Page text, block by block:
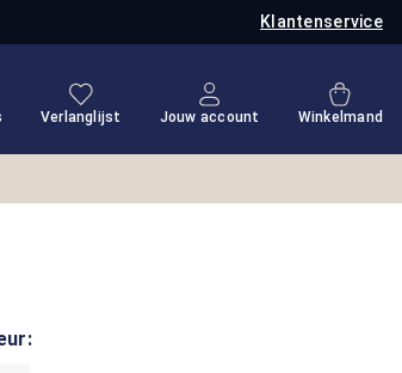
Klantenservice
Je hebt 0 items op je verlanglijstje
Verlanglijst Jouw account Winkelmand